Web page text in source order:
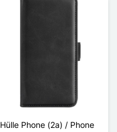
Hülle Phone (2a) / Phone